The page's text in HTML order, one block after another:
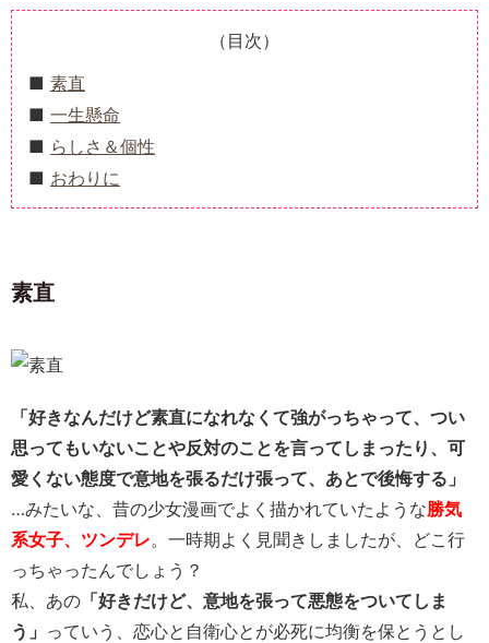
（目次）
素直
一生懸命
らしさ＆個性
おわりに
素直
「好きなんだけど素直になれなくて強がっちゃって、つい
思ってもいないことや反対のことを言ってしまったり、可
愛くない態度で意地を張るだけ張って、あとで後悔する」
…みたいな、昔の少女漫画でよく描かれていたような勝気
系女子、ツンデレ。一時期よく見聞きしましたが、どこ行
っちゃったんでしょう？
私、あの 「好きだけど、意地を張って悪態をついてしま
う」 っていう、恋心と自衛心とが必死に均衡を保とうとし